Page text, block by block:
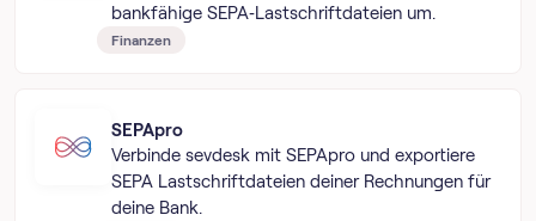
bankfähige SEPA‑Lastschriftdateien um.
Finanzen
SEPApro
Verbinde sevdesk mit SEPApro und exportiere
SEPA Lastschriftdateien deiner Rechnungen für
deine Bank.